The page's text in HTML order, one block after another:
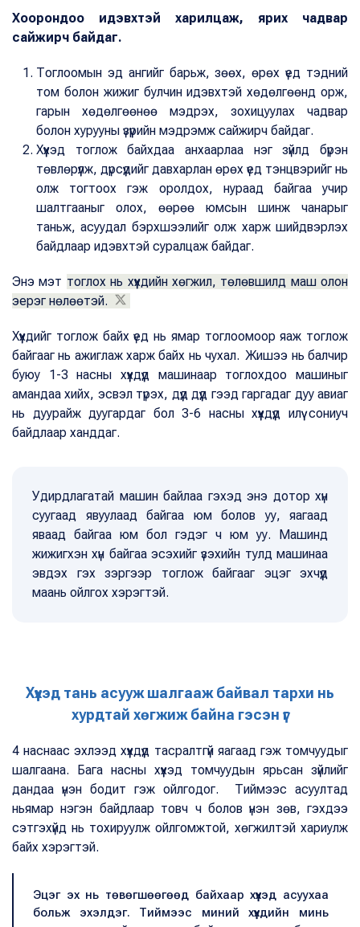
Хоорондоо идэвхтэй харилцаж, ярих чадвар
сайжирч байдаг.
Тоглоомын эд ангийг барьж, зөөх, өрөх үед тэдний
том болон жижиг булчин идэвхтэй хөдөлгөөнд орж,
гарын хөдөлгөөнөө мэдрэх, зохицуулах чадвар
болон хурууны үзүүрийн мэдрэмж сайжирч байдаг.
Хүүхэд тоглож байхдаа анхаарлаа нэг зүйлд бүрэн
төвлөрүүлж, дүрсүүдийг давхарлан өрөх үед тэнцвэрийг нь
олж тогтоох гэж оролдох, нураад байгаа учир
шалтгааныг олох, өөрөө юмсын шинж чанарыг
таньж, асуудал бэрхшээлийг олж харж шийдвэрлэх
байдлаар идэвхтэй суралцаж байдаг.
Энэ мэт тоглох нь хүүхдийн хөгжил, төлөвшилд маш олон
эерэг нөлөөтэй.
Хүүхдийг тоглож байх үед нь ямар тоглоомоор яаж тоглож
байгааг нь ажиглаж харж байх нь чухал. Жишээ нь балчир
буюу 1-3 насны хүүхдүүд машинаар тоглохдоо машиныг
амандаа хийх, эсвэл түрэх, дүүд дүүд гээд гаргадаг дуу авиаг
нь дуурайж дуугардаг бол 3-6 насны хүүхдүүд илүү сониуч
байдлаар ханддаг.
Удирдлагатай машин байлаа гэхэд энэ дотор хүн
суугаад явуулаад байгаа юм болов уу, яагаад
яваад байгаа юм бол гэдэг ч юм уу. Машинд
жижигхэн хүн байгаа эсэхийг үзэхийн тулд машинаа
эвдэх гэх зэргээр тоглож байгааг эцэг эхчүүд
маань ойлгох хэрэгтэй.
Хүүхэд тань асууж шалгааж байвал тархи нь
хурдтай хөгжиж байна гэсэн үг
4 наснаас эхлээд хүүхдүүд тасралтгүй яагаад гэж томчуудыг
шалгаана. Бага насны хүүхэд томчуудын ярьсан зүйлийг
дандаа үнэн бодит гэж ойлгодог. Тиймээс асуултад
ньямар нэгэн байдлаар товч ч болов үнэн зөв, гэхдээ
сэтгэхүйд нь тохируулж ойлгомжтой, хөгжилтэй хариулж
байх хэрэгтэй.
Эцэг эх нь төвөгшөөгөөд байхаар хүүхэд асуухаа
больж эхэлдэг. Тиймээс миний хүүхдийн минь